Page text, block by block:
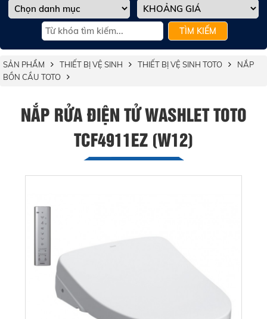
TÌM KIẾM
SẢN PHẨM THIẾT BỊ VỆ SINH THIẾT BỊ VỆ SINH TOTO
NẮP
BỒN CẦU TOTO
NẮP RỬA ĐIỆN TỬ WASHLET TOTO
TCF4911EZ (W12)